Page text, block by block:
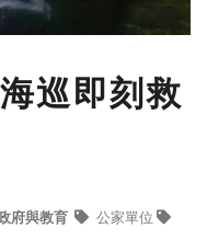
巡即刻救
府與教育 公家單位